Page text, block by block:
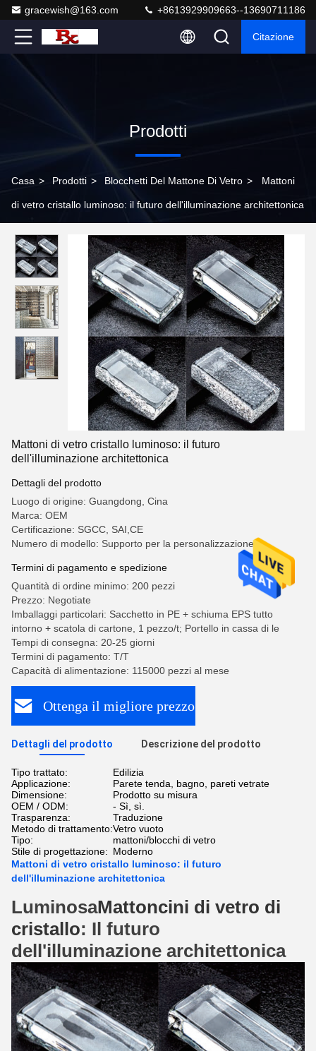
gracewish@163.com +8613929909663--13690711186
Citazione
Prodotti
Casa > Prodotti > Blocchetti Del Mattone Di Vetro > Mattoni
di vetro cristallo luminoso: il futuro dell'illuminazione architettonica
Mattoni di vetro cristallo luminoso: il futuro
dell'illuminazione architettonica
Dettagli del prodotto
Luogo di origine: Guangdong, Cina
Marca: OEM
Certificazione: SGCC, SAI,CE
Numero di modello: Supporto per la personalizzazione
Termini di pagamento e spedizione
Quantità di ordine minimo: 200 pezzi
Prezzo: Negotiate
Imballaggi particolari: Sacchetto in PE + schiuma EPS tutto
intorno + scatola di cartone, 1 pezzo/t; Portello in cassa di le
Tempi di consegna: 20-25 giorni
Termini di pagamento: T/T
Capacità di alimentazione: 115000 pezzi al mese
Ottenga il migliore prezzo
Dettagli del prodotto Descrizione del prodotto
Tipo trattato:
Edilizia
Applicazione:
Parete tenda, bagno, pareti vetrate
Dimensione:
Prodotto su misura
OEM / ODM:
- Sì, sì.
Trasparenza:
Traduzione
Metodo di trattamento:Vetro vuoto
Tipo:
mattoni/blocchi di vetro
Stile di progettazione: Moderno
Mattoni di vetro cristallo luminoso: il futuro
dell'illuminazione architettonica
LuminosaMattoncini di vetro di
cristallo: Il futuro
dell'illuminazione architettonica